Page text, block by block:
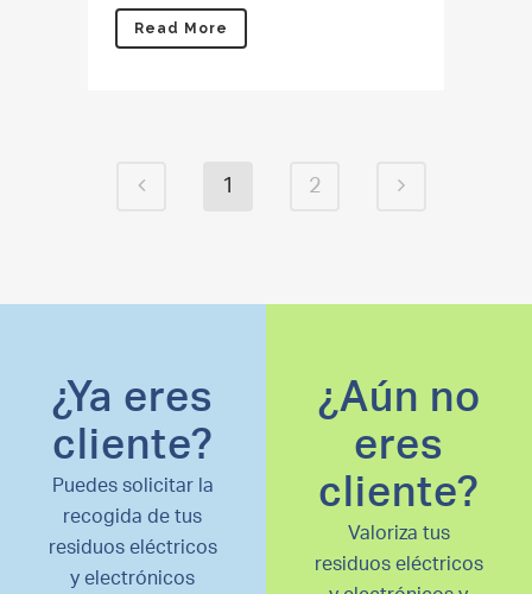
Read More
1 2
¿Ya eres
cliente?
Puedes solicitar la
recogida de tus
residuos eléctricos
y electrónicos
¿Aún no
eres
cliente?
Valoriza tus
residuos eléctricos